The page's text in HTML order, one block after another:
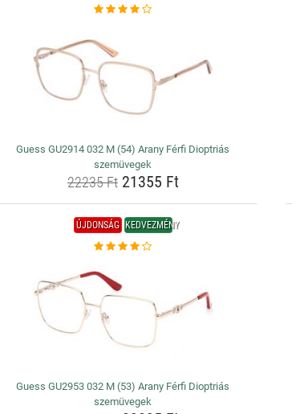
Guess GU2914 032 M (54) Arany Férfi Dioptriás
szemüvegek
22235 Ft21355 Ft
ÚJDONSÁG KEDVEZMÉNY
Guess GU2953 032 M (53) Arany Férfi Dioptriás
szemüvegek